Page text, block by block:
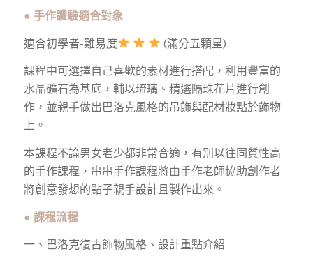
● 手作體驗適合對象
適合初學者-難易度 (滿分五顆星)
課程中可選擇自己喜歡的素材進行搭配，利用豐富的
水晶礦石為基底，輔以琉璃、精選隔珠花片進行創
作，並親手做出巴洛克風格的吊飾與配材妝點於飾物
上。
本課程不論男女老少都非常合適，有別以往同質性高
的手作課程，串串手作課程將由手作老師協助創作者
將創意發想的點子親手設計且製作出來。
● 課程流程
一、巴洛克復古飾物風格、設計重點介紹